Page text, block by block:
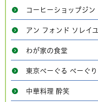
コーヒーショップジン
アン フォンド ソレイユ
わが家の食堂
東京べーぐる べーぐり
中華料理 酔笑